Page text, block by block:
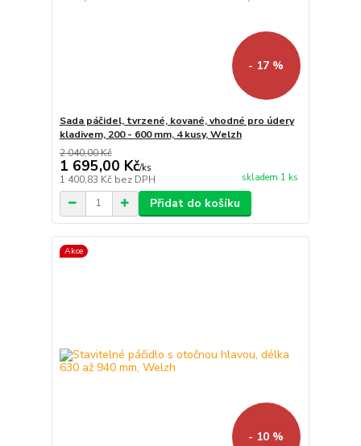
- 17 %
Sada páčidel, tvrzené, kované, vhodné pro údery
kladivem, 200 - 600 mm, 4 kusy, Welzh
2 040,00 Kč
1 695,00 Kč/ks
1 400,83 Kč bez DPH skladem 1 ks
Přidat do košíku
Akce
- 10 %